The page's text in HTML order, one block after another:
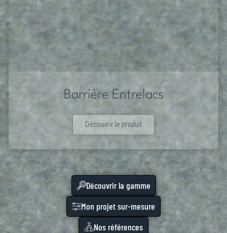
Barrière Entrelacs
Découvrir le produit
Découvrir la gamme
Mon projet sur-mesure
Nos références